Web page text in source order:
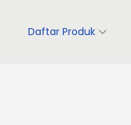
Daftar Produk